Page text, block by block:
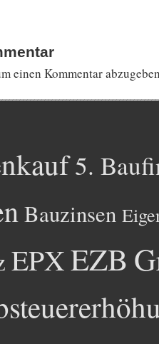
einen Kommentar
5.
Bauzinsen
EPXEZB